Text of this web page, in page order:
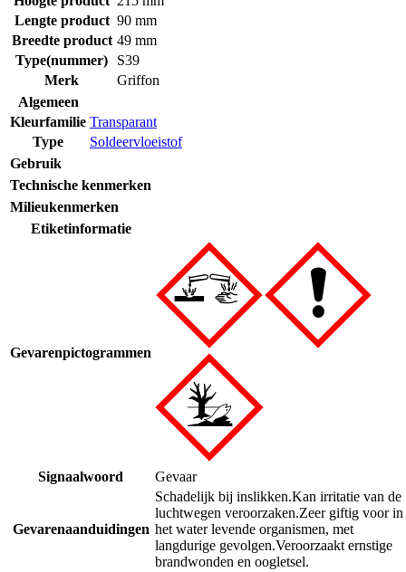
Lengte product 90 mm
Breedte product 49 mm
Type(nummer)
S39
Merk
Griffon
Algemeen
Kleurfamilie Transparant
Type
Soldeervloeistof
Gebruik
Technische kenmerken
Milieukenmerken
Etiketinformatie
Gevarenpictogrammen
Signaalwoord Gevaar
Gevarenaanduidingen
Schadelijk bij inslikken.Kan irritatie van de
luchtwegen veroorzaken.Zeer giftig voor in
het water levende organismen, met
langdurige gevolgen.Veroorzaakt ernstige
brandwonden en oogletsel.